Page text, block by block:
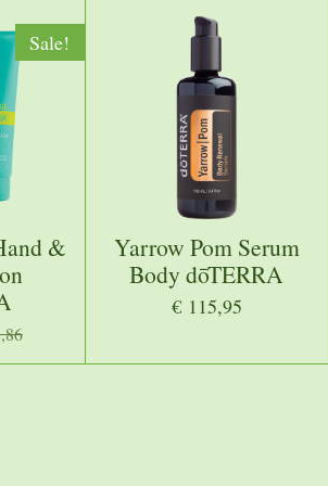
Sale!
&
Yarrow Pom Serum
Body dōTERRA
€ 115,95